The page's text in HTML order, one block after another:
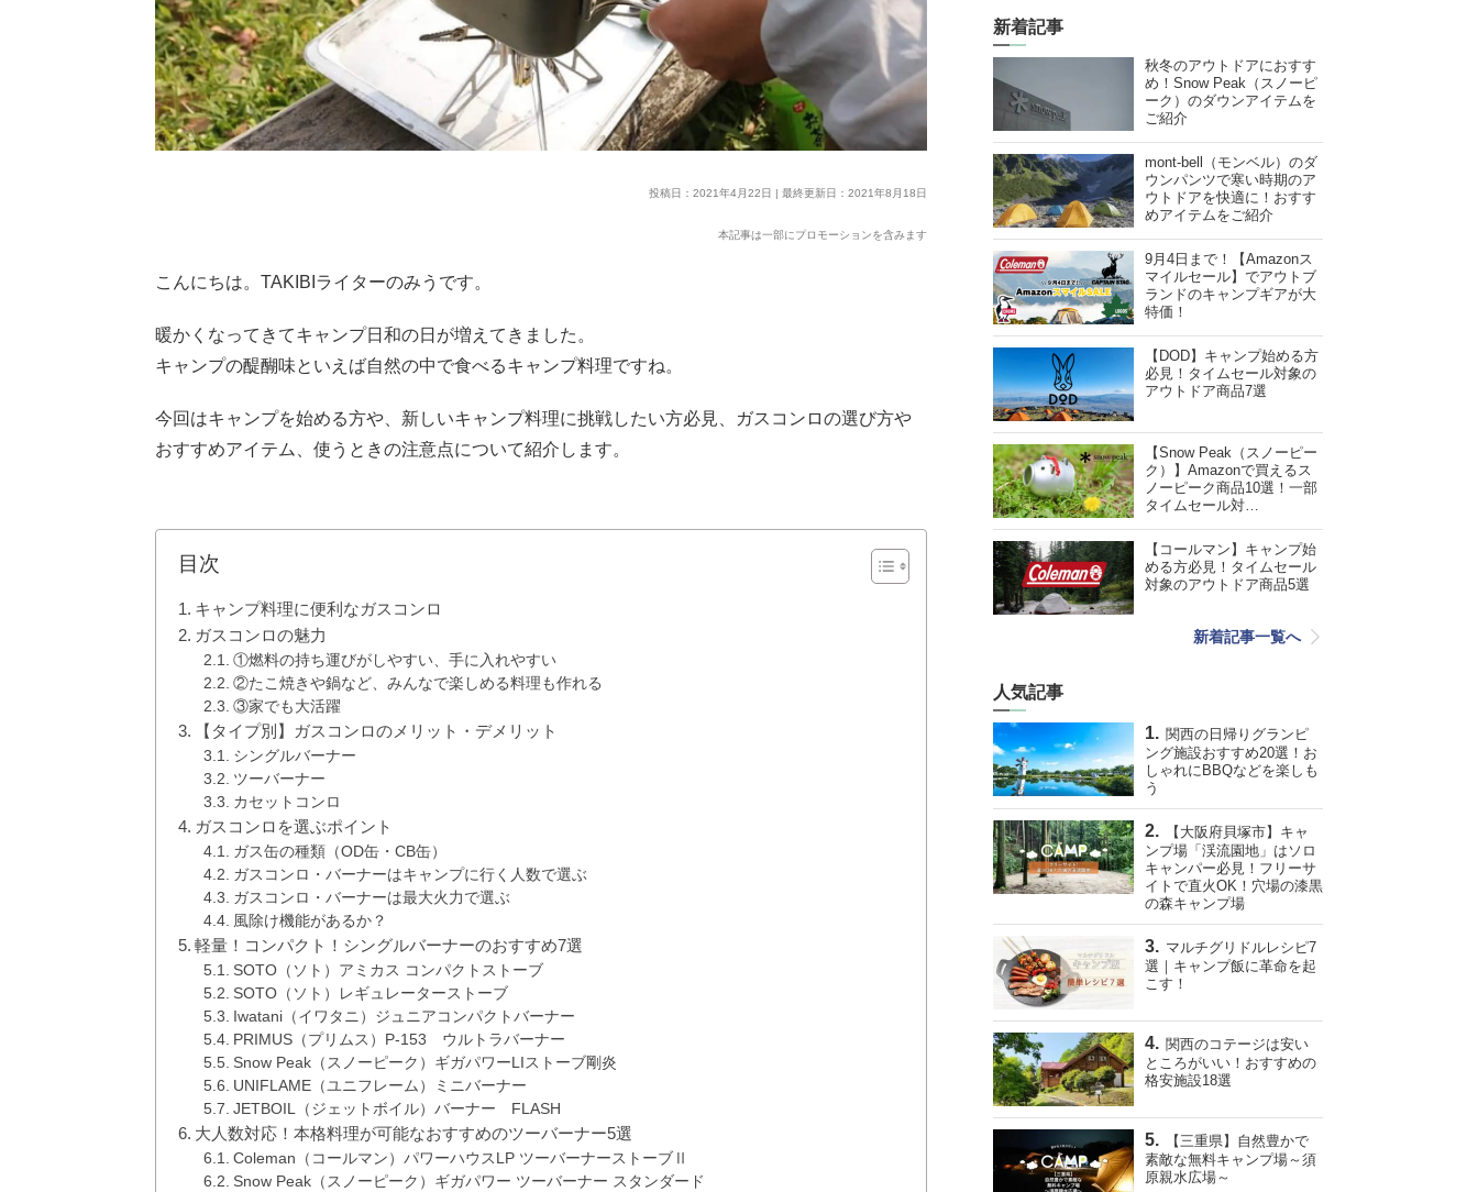
投稿日：2021年4月22日 | 最終更新日：2021年8月18日
本記事は一部にプロモーションを含みます
こんにちは。TAKIBIライターのみうです。
暖かくなってきてキャンプ日和の日が増えてきました。
キャンプの醍醐味といえば自然の中で食べるキャンプ料理ですね。
今回はキャンプを始める方や、新しいキャンプ料理に挑戦したい方必見、ガスコンロの選び方や
おすすめアイテム、使うときの注意点について紹介します。
目次
キャンプ料理に便利なガスコンロ
ガスコンロの魅力
①燃料の持ち運びがしやすい、手に入れやすい
②たこ焼きや鍋など、みんなで楽しめる料理も作れる
③家でも大活躍
【タイプ別】ガスコンロのメリット・デメリット
シングルバーナー
ツーバーナー
カセットコンロ
ガスコンロを選ぶポイント
ガス缶の種類（OD缶・CB缶）
ガスコンロ・バーナーはキャンプに行く人数で選ぶ
ガスコンロ・バーナーは最大火力で選ぶ
風除け機能があるか？
軽量！コンパクト！シングルバーナーのおすすめ7選
SOTO（ソト）アミカス コンパクトストーブ
SOTO（ソト）レギュレーターストーブ
Iwatani（イワタニ）ジュニアコンパクトバーナー
PRIMUS（プリムス）P-153 ウルトラバーナー
Snow Peak（スノーピーク）ギガパワーLIストーブ剛炎
UNIFLAME（ユニフレーム）ミニバーナー
JETBOIL（ジェットボイル）バーナー FLASH
大人数対応！本格料理が可能なおすすめのツーバーナー5選
Coleman（コールマン）パワーハウスLP ツーバーナーストーブⅡ
Snow Peak（スノーピーク）ギガパワー ツーバーナー スタンダード
新着記事
秋冬のアウトドアにおすす
め！Snow Peak（スノーピ
ーク）のダウンアイテムを
ご紹介
mont-bell（モンベル）のダ
ウンパンツで寒い時期のア
ウトドアを快適に！おすす
めアイテムをご紹介
9月4日まで！【Amazonス
マイルセール】でアウトブ
ランドのキャンプギアが大
特価！
【DOD】キャンプ始める方
必見！タイムセール対象の
アウトドア商品7選
【Snow Peak（スノーピー
ク）】Amazonで買えるス
ノーピーク商品10選！一部
タイムセール対…
【コールマン】キャンプ始
める方必見！タイムセール
対象のアウトドア商品5選
新着記事一覧へ
人気記事
関西の日帰りグランピ
ング施設おすすめ20選！お
しゃれにBBQなどを楽しも
う
【大阪府貝塚市】キャ
ンプ場「渓流園地」はソロ
キャンパー必見！フリーサ
イトで直火OK！穴場の漆黒
の森キャンプ場
マルチグリドルレシピ7
選｜キャンプ飯に革命を起
こす！
関西のコテージは安い
ところがいい！おすすめの
格安施設18選
【三重県】自然豊かで
素敵な無料キャンプ場～須
原親水広場～